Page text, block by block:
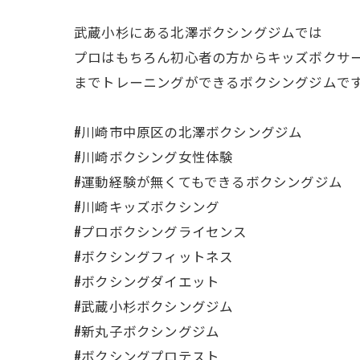
武蔵小杉にある北澤ボクシングジムでは
プロはもちろん初心者の方からキッズボクサ
までトレーニングができるボクシングジムで
#川崎市中原区の北澤ボクシングジム
#川崎ボクシング女性体験
#運動経験が無くてもできるボクシングジム
#川崎キッズボクシング
#プロボクシングライセンス
#ボクシングフィットネス
#ボクシングダイエット
#武蔵小杉ボクシングジム
#新丸子ボクシングジム
#ボクシングプロテスト